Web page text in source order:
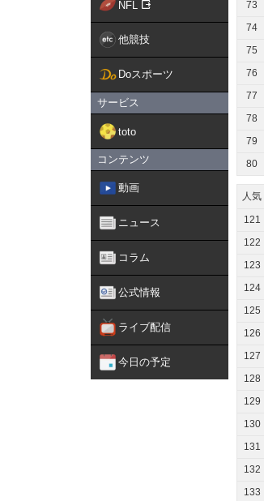
NFL
他競技
Doスポーツ
サービス
toto
コンテンツ
動画
ニュース
コラム
公式情報
ライブ配信
今日の予定
73
74
75
76
77
78
79
80
人気
121
122
123
124
125
126
127
128
129
130
131
132
133